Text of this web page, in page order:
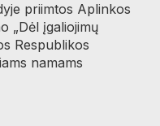
priimtos Aplinkos
„Dėl įgaliojimų
Respublikos
namams